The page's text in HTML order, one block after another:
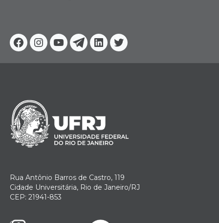
Facebook
Instagram
YoutubeTelegram
Linkedin
Twitter
Rua Antônio Barros de Castro, 119
Cidade Universitária, Rio de Janeiro/RJ
CEP: 21941-853